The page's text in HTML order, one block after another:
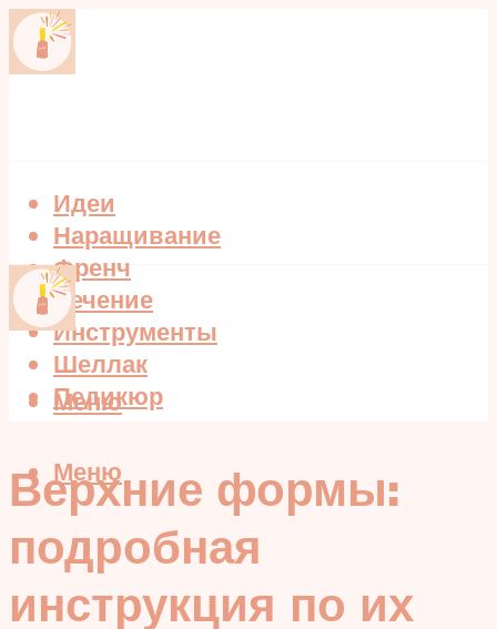
Идеи
Наращивание
Френч
Лечение
Инструменты
Шеллак
Педикюр
Меню
Меню
Верхние формы:
подробная
инструкция по их